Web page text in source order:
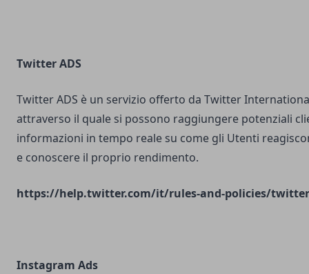
Twitter ADS
Twitter ADS è un servizio offerto da Twitter
attraverso il quale si possono raggiungere potenziali
informazioni in tempo reale su come gli Utenti
e conoscere il proprio rendimento.
https://help.twitter.com/it/rules-and-policies/
Instagram Ads